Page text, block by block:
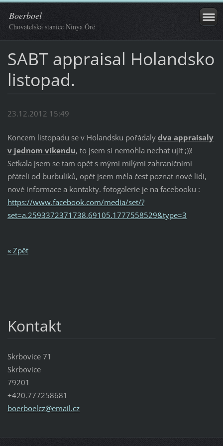
Boerboel
Chovatelská stanice Ninya Órë
SABT appraisal Holandsko
listopad.
23.12.2012 15:49
Koncem listopadu se v Holandsku pořádaly dva appraisaly
v jednom víkendu, to jsem si nemohla nechat ujít ;))!
Setkala jsem se tam opět s mými milými zahraničními
přáteli od burbulíků, opět jsem měla čest poznat nové lidi,
nové informace a kontakty. fotogalerie je na facebooku :
https://www.facebook.com/media/set/?
set=a.2593372371738.69105.1777558529&type=3
« Zpět
Kontakt
Skrbovice 71
Skrbovice
79201
+420.777258681
boerboelcz@email.cz